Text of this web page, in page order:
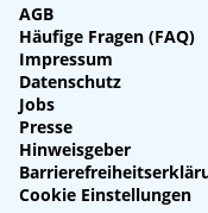
AGB
Häufige Fragen (FAQ)
Impressum
Datenschutz
Jobs
Presse
Hinweisgeber
Cookie Einstellungen